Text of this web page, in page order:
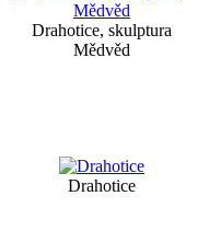
Drahotice, skulptura
Mědvěd
Drahotice